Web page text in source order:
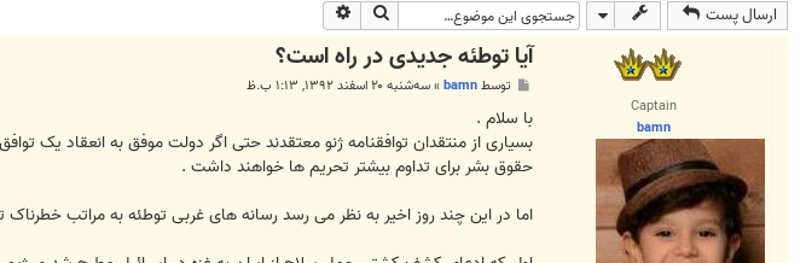
ارسال پست جستجو
Captain
bamn
آیا توطئه جدیدی در راه است؟
ت
توسطbamn
»سه‌شنبه ۲۰ اسفند ۱۳۹۲, ۱:۱۳ ب.ظ
با سلام .
بسیاری از منتقدان توافقنامه ژنو معتقدند حتی اگر دولت موفق به انعقاد یک
حقوق بشر برای تداوم بیشتر تحریم ها خواهند داشت .
اما در این چند روز اخیر به نظر می رسد رسانه های غربی توطئه به مراتب